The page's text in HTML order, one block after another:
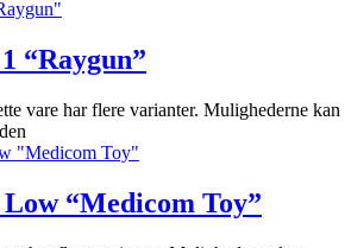
“Raygun”
vare har flere varianter. Mulighederne kan
“Medicom Toy”